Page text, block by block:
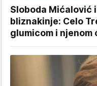
Sloboda Mićalović
bliznakinje: Celo
glumicom i njenom